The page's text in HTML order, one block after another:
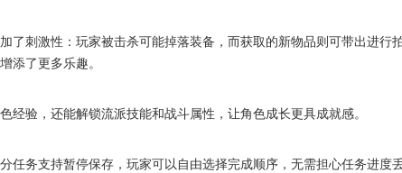
了刺激性：玩家被击杀可能掉落装备，而获取的新物品则可带出进行
添了更多乐趣。
经验，还能解锁流派技能和战斗属性，让角色成长更具成就感。
任务支持暂停保存，玩家可以自由选择完成顺序，无需担心任务进度丢